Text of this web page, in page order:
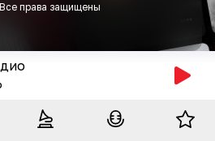
Все права защищены